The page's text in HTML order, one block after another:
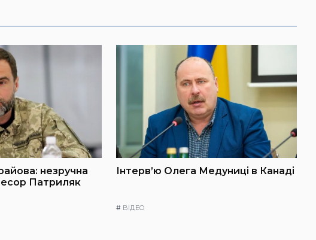
незручна
Патриляк
Інтерв’ю Олега Медуниці в Канаді
# ВІДЕО